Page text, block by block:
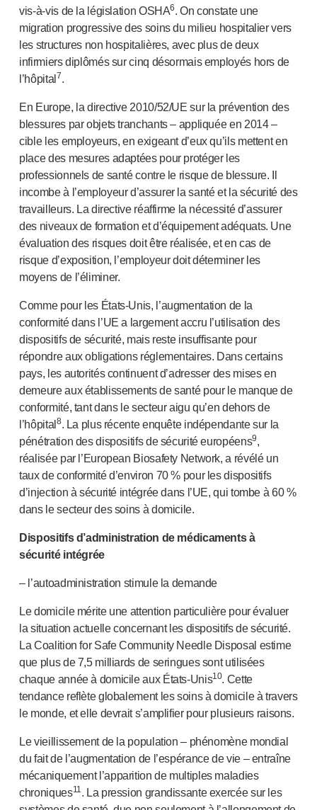
vis-à-vis de la législation OSHA6. On constate une
migration progressive des soins du milieu hospitalier vers
les structures non hospitalières, avec plus de deux
infirmiers diplômés sur cinq désormais employés hors de
l’hôpital 7.
En Europe, la directive 2010/52/UE sur la prévention des
blessures par objets tranchants – appliquée en 2014 –
cible les employeurs, en exigeant d’eux qu’ils mettent en
place des mesures adaptées pour protéger les
professionnels de santé contre le risque de blessure. Il
incombe à l’employeur d’assurer la santé et la sécurité des
travailleurs. La directive réaffirme la nécessité d’assurer
des niveaux de formation et d’équipement adéquats. Une
évaluation des risques doit être réalisée, et en cas de
risque d’exposition, l’employeur doit déterminer les
moyens de l’éliminer.
Comme pour les États-Unis, l’augmentation de la
conformité dans l’UE a largement accru l’utilisation des
dispositifs de sécurité, mais reste insuffisante pour
répondre aux obligations réglementaires. Dans certains
pays, les autorités continuent d’adresser des mises en
demeure aux établissements de santé pour le manque de
conformité, tant dans le secteur aigu qu’en dehors de
l’hôpital 8. La plus récente enquête indépendante sur la
pénétration des dispositifs de sécurité européens9,
réalisée par l’European Biosafety Network, a révélé un
taux de conformité d’environ 70 % pour les dispositifs
d’injection à sécurité intégrée dans l’UE, qui tombe à 60 %
dans le secteur des soins à domicile.
Dispositifs d’administration de médicaments à
sécurité intégrée
– l’autoadministration stimule la demande
Le domicile mérite une attention particulière pour évaluer
la situation actuelle concernant les dispositifs de sécurité.
La Coalition for Safe Community Needle Disposal estime
que plus de 7,5 milliards de seringues sont utilisées
chaque année à domicile aux États-Unis10. Cette
tendance reflète globalement les soins à domicile à travers
le monde, et elle devrait s’amplifier pour plusieurs raisons.
Le vieillissement de la population – phénomène mondial
du fait de l’augmentation de l’espérance de vie – entraîne
mécaniquement l’apparition de multiples maladies
chroniques11 . La pression grandissante exercée sur les